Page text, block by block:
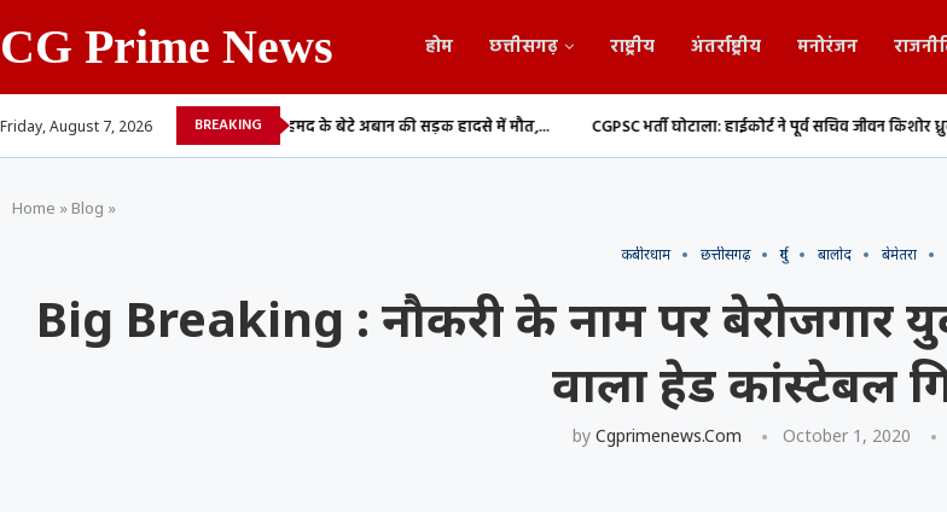
CG Prime News होम छत्तीसगढ़ राष्ट्रीय अंतर्राष्ट्रीय मनोरंजन
Friday, August 7, 2026 BREAKING
माफिया अतीक अहमद के बेटे अबान की सड़क हादसे में मौत,... CGPSC भर्ती घोटाला: हाईकोर्ट ने पूर्व सचिव जीवन किशोर ध्रुव की... संसद
Home » Blog »
कबीरधाम छत्तीसगढ़ दुर्ग बालोद बेमेतरा
Big Breaking : नौकरी के नाम पर बेरोजगार
वाला हेड कांस्टेबल
by Cgprimenews.com October 1, 2020